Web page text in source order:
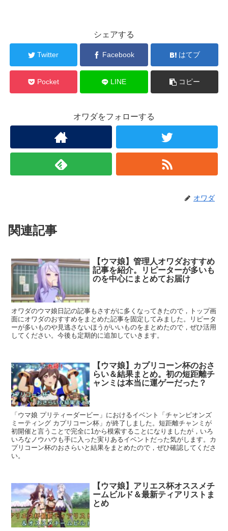
シェアする
Twitter Facebook はてブ
Pocket LINE コピー
オワダをフォローする
オワダ
関連記事
【ウマ娘】管理人オワダおすすめ
記事を紹介。リピーターが多いも
のを中心にまとめてお届け
オワダのウマ娘日記の記事もさすがに多くなってきたので，トップ画
面にオワダのおすすめをまとめた記事を固定してみました。リピータ
ーが多いものや見逃さないほうがいいものをまとめたので，ぜひ活用
してください。今後も定期的に追加していきます。
【ウマ娘】カプリコーン杯のおさ
らい＆結果まとめ。初の短距離チ
ャンミは本当に運ゲーだった？
「ウマ娘 プリティーダービー」におけるイベント「チャンピオンズ
ミーティング カプリコーン杯」が終了しました。短距離チャンミが
初開催と言うことで完全に1から模索することになりましたが，いろ
いろなノウハウも手に入った実りあるイベントだった気がします。カ
プリコーン杯のおさらいと結果をまとめたので，ぜひ確認してくださ
い。
【ウマ娘】アリエス杯オススメチ
ームビルド＆最新ティアリストま
とめ